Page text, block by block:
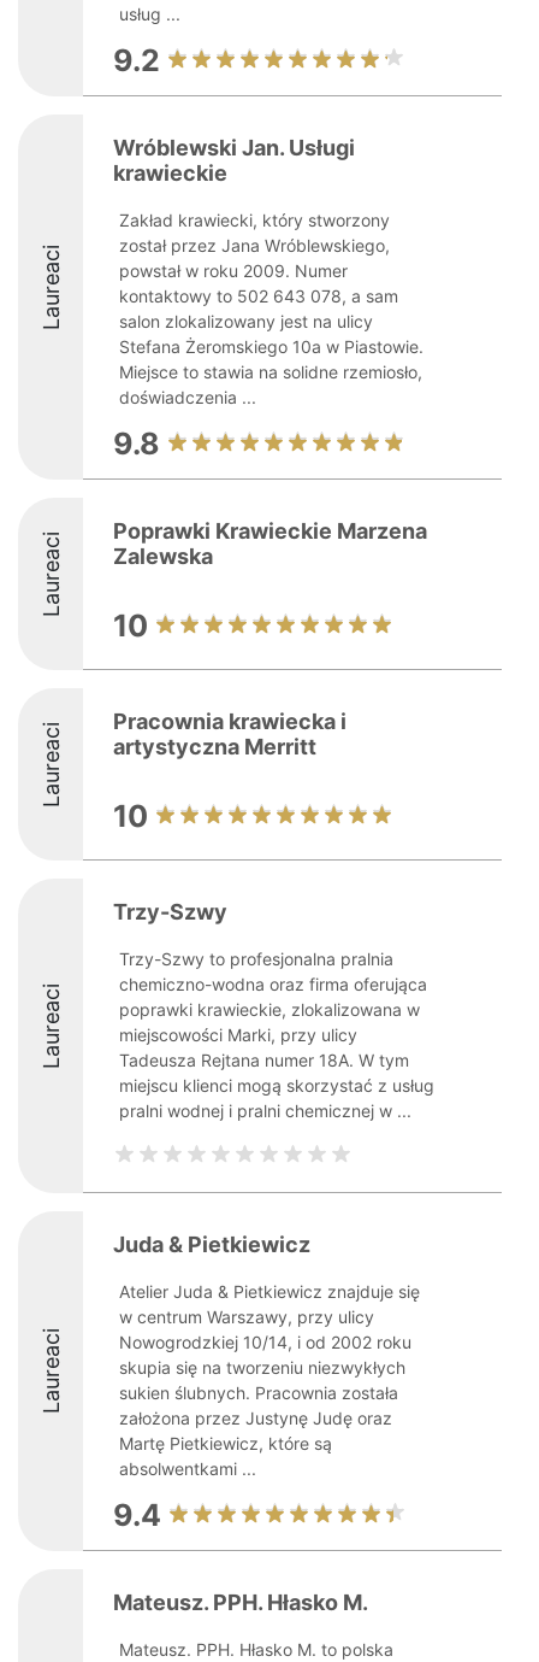
usług ...
9.2
Laureaci
Wróblewski Jan. Usługi
krawieckie
Zakład krawiecki, który stworzony
został przez Jana Wróblewskiego,
powstał w roku 2009. Numer
kontaktowy to 502 643 078, a sam
salon zlokalizowany jest na ulicy
Stefana Żeromskiego 10a w Piastowie.
Miejsce to stawia na solidne rzemiosło,
doświadczenia ...
9.8
Laureaci
Poprawki Krawieckie Marzena
Zalewska
10
Laureaci
Pracownia krawiecka i
artystyczna Merritt
10
Laureaci
Trzy-Szwy
Trzy-Szwy to profesjonalna pralnia
chemiczno-wodna oraz firma oferująca
poprawki krawieckie, zlokalizowana w
miejscowości Marki, przy ulicy
Tadeusza Rejtana numer 18A. W tym
miejscu klienci mogą skorzystać z usług
pralni wodnej i pralni chemicznej w ...
Laureaci
Juda & Pietkiewicz
Atelier Juda & Pietkiewicz znajduje się
w centrum Warszawy, przy ulicy
Nowogrodzkiej 10/14, i od 2002 roku
skupia się na tworzeniu niezwykłych
sukien ślubnych. Pracownia została
założona przez Justynę Judę oraz
Martę Pietkiewicz, które są
absolwentkami ...
9.4
Mateusz. PPH. Hłasko M.
Mateusz. PPH. Hłasko M. to polska